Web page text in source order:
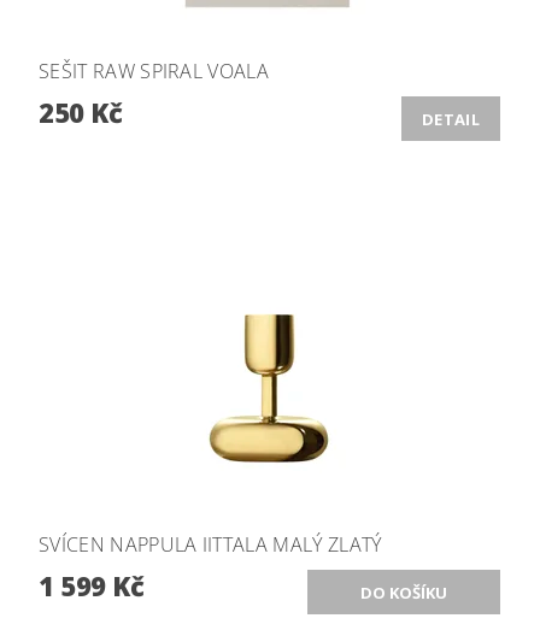
SEŠIT RAW SPIRAL VOALA
250 Kč DETAIL
SVÍCEN NAPPULA IITTALA MALÝ ZLATÝ
1 599 Kč